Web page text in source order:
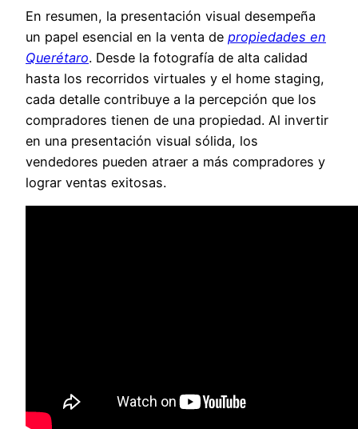
En resumen, la presentación visual desempeña
un papel esencial en la venta de propiedades en
Querétaro. Desde la fotografía de alta calidad
hasta los recorridos virtuales y el home staging,
cada detalle contribuye a la percepción que los
compradores tienen de una propiedad. Al invertir
en una presentación visual sólida, los
vendedores pueden atraer a más compradores y
lograr ventas exitosas.